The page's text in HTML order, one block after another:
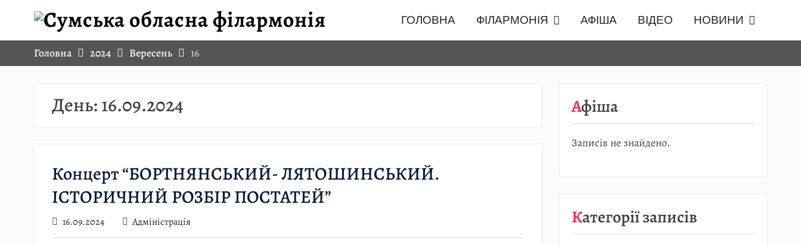
ГОЛОВНА ФІЛАРМОНІЯ АФІША ВІДЕО НОВИНИ
Головна 2024 Вересень 16
День:16.09.2024
Концерт “БОРТНЯНСЬКИЙ- ЛЯТОШИНСЬКИЙ.
ІСТОРИЧНИЙ РОЗБІР ПОСТАТЕЙ”
16.09.2024 Адміністрація
Афіша
Записів не знайдено.
Категорії записів